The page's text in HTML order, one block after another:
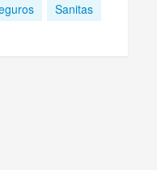
Sanitas